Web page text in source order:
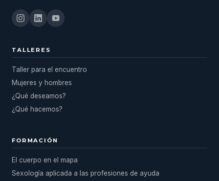
TALLERES
Taller para el encuentro
Mujeres y hombres
¿Qué deseamos?
¿Qué hacemos?
FORMACIÓN
El cuerpo en el mapa
Sexología aplicada a las profesiones de ayuda